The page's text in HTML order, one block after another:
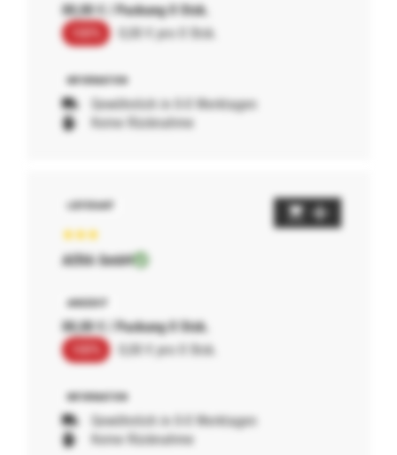
00,00 € / Packung 0 Stck.
0,00 € pro 0 Stck.
Gewöhnlich in 0-0 Werktagen
Keine Rücknahme
AERA GmbH
00,00 € / Packung 0 Stck.
0,00 € pro 0 Stck.
Gewöhnlich in 0-0 Werktagen
Keine Rücknahme